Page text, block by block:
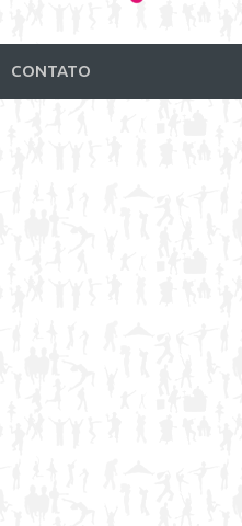
CONTATO